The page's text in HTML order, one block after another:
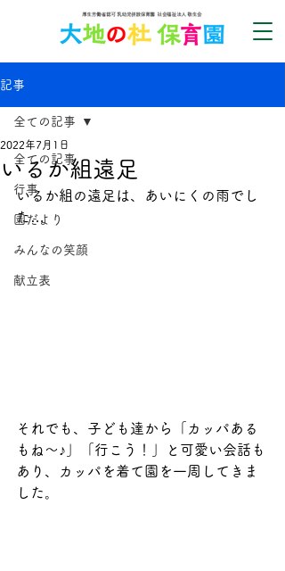
記事
全ての記事
行事
園だより
みんなの笑顔
献立表
全ての記事
いるか組遠足
2022年7月1日
いるか組の遠足は、あいにくの雨でし
た…
それでも、子ども達から「カッパある
もね～♪」「行こう！」と可愛い会話も
あり、カッパを着て園を一周してきま
した。